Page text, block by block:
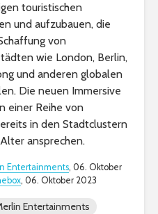
touristischen
und aufzubauen, die
von
wie London, Berlin,
und anderen globalen
Die neuen Immersive
einer Reihe von
in den Stadtclustern
ansprechen.
Entertainments, 06. Oktober
, 06. Oktober 2023
Entertainments